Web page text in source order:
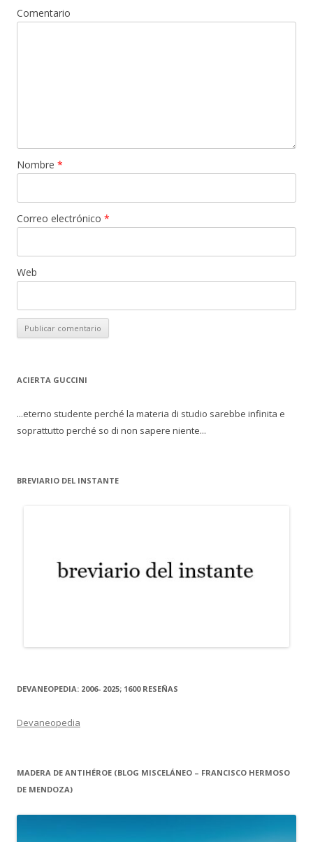
Comentario
Nombre *
Correo electrónico *
Web
ACIERTA GUCCINI
...eterno studente perché la materia di studio sarebbe infinita e
soprattutto perché so di non sapere niente...
BREVIARIO DEL INSTANTE
DEVANEOPEDIA: 2006- 2025; 1600 RESEÑAS
Devaneopedia
MADERA DE ANTIHÉROE (BLOG MISCELÁNEO – FRANCISCO HERMOSO
DE MENDOZA)